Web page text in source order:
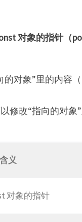
对象的指针（
对象”里的内容
修改“指向的对象
含义
对象的指针